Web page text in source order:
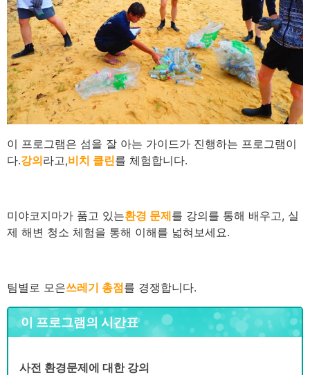
이 프로그램은 섬을 잘 아는 가이드가 진행하는 프로그램이
다.강의라고,비치 클린를 체험합니다.
미야코지마가 품고 있는환경 문제를 강의를 통해 배우고, 실
제 해변 청소 체험을 통해 이해를 넓혀보세요.
팀별로 모은쓰레기 총점를 경쟁합니다.
이 프로그램의 시간표
사전 환경문제에 대한 강의